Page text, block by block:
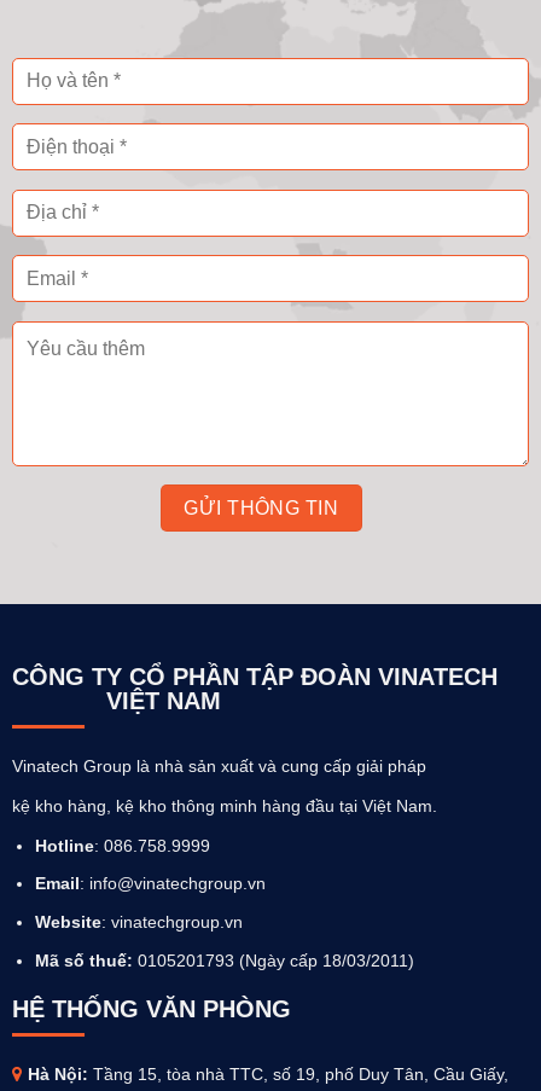
CÔNG TY CỔ PHẦN TẬP ĐOÀN VINATECH
VIỆT NAM
Vinatech Group là nhà sản xuất và cung cấp giải pháp
kệ kho hàng, kệ kho thông minh hàng đầu tại Việt Nam.
Hotline: 086.758.9999
Email: info@vinatechgroup.vn
Website: vinatechgroup.vn
Mã số thuế: 0105201793 (Ngày cấp 18/03/2011)
HỆ THỐNG VĂN PHÒNG
Hà Nội: Tầng 15, tòa nhà TTC, số 19, phố Duy Tân, Cầu Giấy,